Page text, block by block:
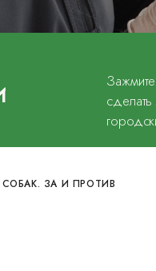
ЗА И ПРОТИВ